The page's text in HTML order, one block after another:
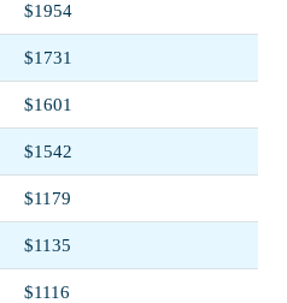
$1954
$1731
$1601
$1542
$1179
$1135
$1116